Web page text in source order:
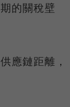
的關稅壁
應鏈距離，